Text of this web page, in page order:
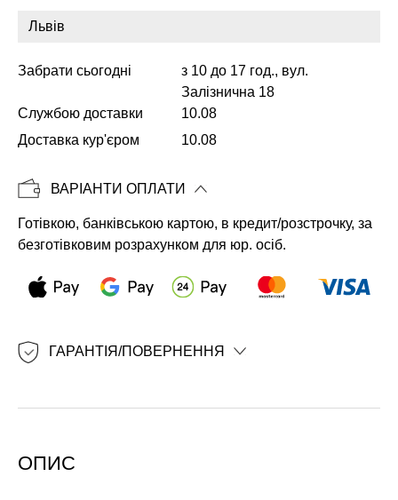
Копіювати
Забрати сьогодні
з 10 до 17 год., вул.
Залізнична 18
Службою доставки
10.08
Доставка кур'єром
10.08
ВАРІАНТИ ОПЛАТИ
Готівкою, банківською картою, в кредит/розстрочку, за
безготівковим розрахунком для юр. осіб.
ГАРАНТІЯ/ПОВЕРНЕННЯ
ОПИС